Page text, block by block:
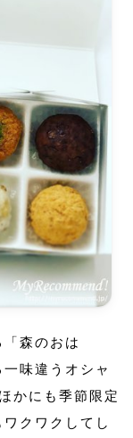
森のおは
味違うオシャ
かにも季節限定
クワクしてし